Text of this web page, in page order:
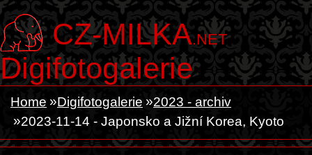
CZ-MILKA.NET
Digifotogalerie
Home Digifotogalerie
2023 - archiv
2023-11-14 - Japonsko a Jižní Korea, Kyoto